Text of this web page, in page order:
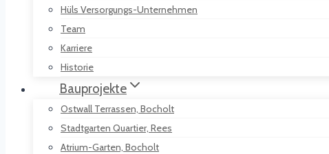
Hüls Versorgungs-Unternehmen
Team
Karriere
Historie
Bauprojekte
Ostwall Terrassen, Bocholt
Stadtgarten Quartier, Rees
Atrium-Garten, Bocholt